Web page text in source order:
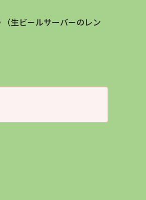
生ビールサーバーのレン